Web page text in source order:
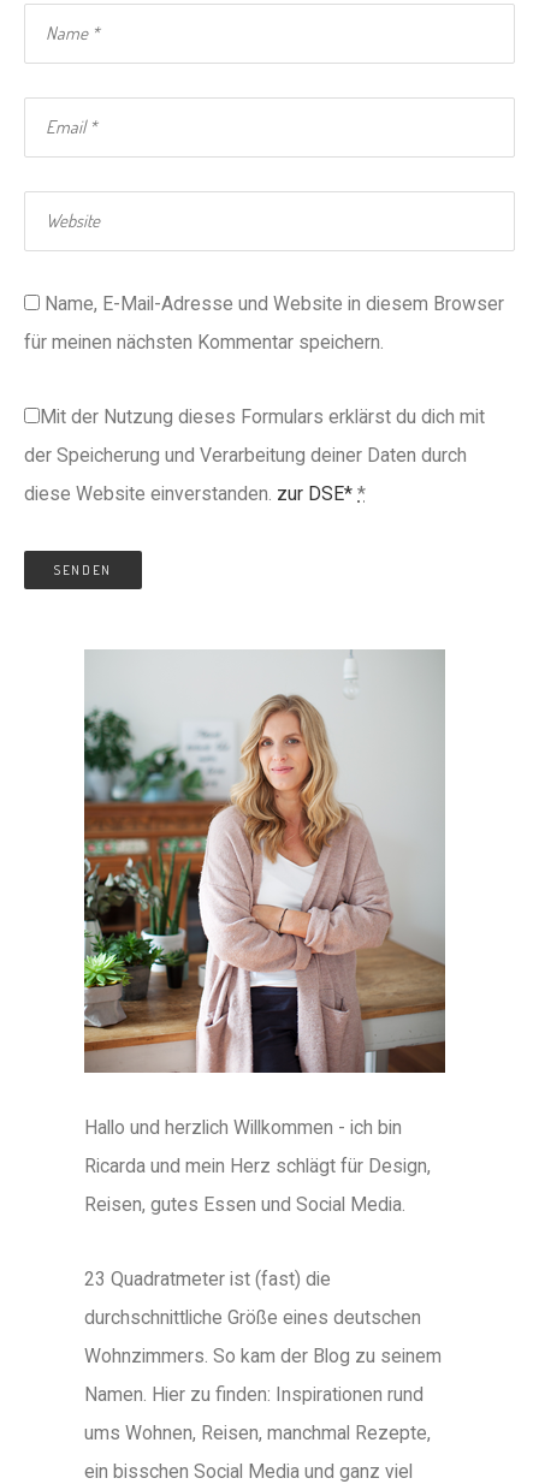
Name, E-Mail-Adresse und Website in diesem Browser
für meinen nächsten Kommentar speichern.
Mit der Nutzung dieses Formulars erklärst du dich mit
der Speicherung und Verarbeitung deiner Daten durch
diese Website einverstanden. zur DSE* *
Hallo und herzlich Willkommen - ich bin
Ricarda und mein Herz schlägt für Design,
Reisen, gutes Essen und Social Media.
23 Quadratmeter ist (fast) die
durchschnittliche Größe eines deutschen
Wohnzimmers. So kam der Blog zu seinem
Namen. Hier zu finden: Inspirationen rund
ums Wohnen, Reisen, manchmal Rezepte,
ein bisschen Social Media und ganz viel